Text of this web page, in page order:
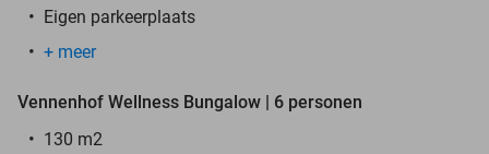
Eigen parkeerplaats
+ meer
Vennenhof Wellness Bungalow | 6 personen
130 m2